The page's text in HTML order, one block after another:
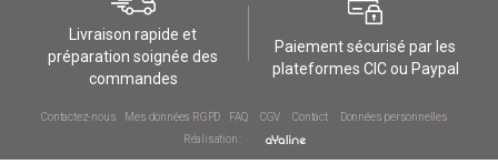
Livraison rapide et
préparation soignée des
commandes
Paiement sécurisé par les
plateformes CIC ou Paypal
Contactez-nous Mes données RGPD FAQ CGV Contact
Données personnelles
Réalisation :